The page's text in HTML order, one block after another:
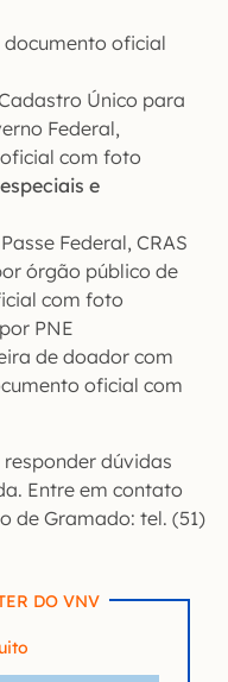
documento oficial
Único para
Federal,
com foto
e
Federal, CRAS
órgão público de
com foto
PNE
de doador com
oficial com
dúvidas
Entre em contato
de Gramado: tel. (51)
DO VNV